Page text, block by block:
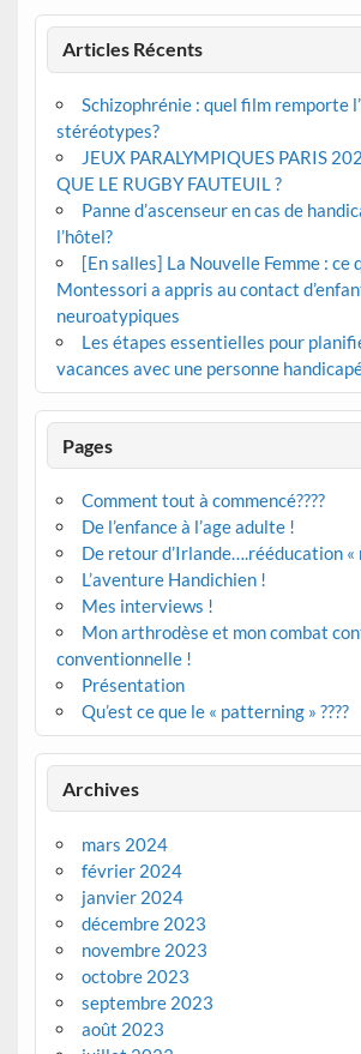
Articles Récents
Schizophrénie : quel film remporte
stéréotypes?
JEUX PARALYMPIQUES PARIS
QUE LE RUGBY FAUTEUIL ?
Panne d’ascenseur en cas de
l’hôtel?
[En salles] La Nouvelle Femme : ce
Montessori a appris au contact
neuroatypiques
Les étapes essentielles pour
vacances avec une personne
Pages
Comment tout à commencé????
De l’enfance à l’age adulte !
De retour d’Irlande….rééducation «
L’aventure Handichien !
Mes interviews !
Mon arthrodèse et mon combat
conventionnelle !
Présentation
Qu’est ce que le « patterning » ????
Archives
mars 2024
février 2024
janvier 2024
décembre 2023
novembre 2023
octobre 2023
septembre 2023
août 2023